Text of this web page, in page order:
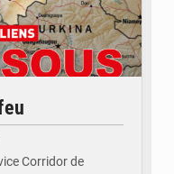
Corridor de